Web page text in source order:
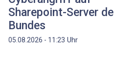
Sharepoint-Server
Bundes
05.08.2026 - 11:23 Uhr